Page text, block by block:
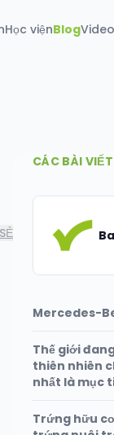
Học việnBlogVideo
CÁC BÀI
Mercedes-
Thế giới
thiên nhiên
nhất là mục
Trứng hữu